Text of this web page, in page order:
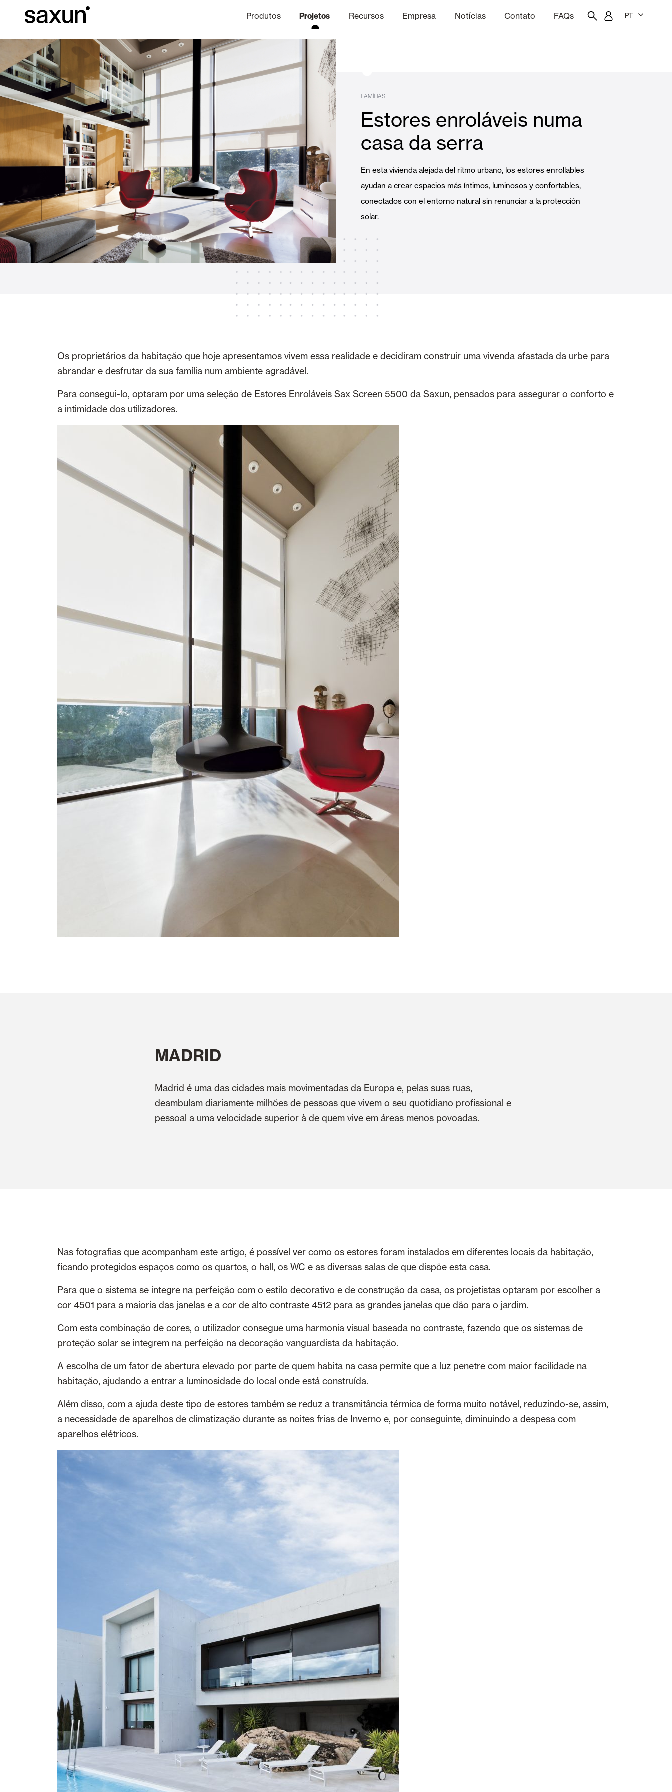
Produtos
Persianas Enroláveis e Caixas
Cortinas de Vidro Alicantinas e Cortinas exteriores Toldos
Projetos
Hotéis, restaurantes e cafés Escritórios
Recursos
Baixar Informação técnica Acabamentos
Empresa
Sobre nós
Notícias Contato FAQs PT
FAMÍLIAS
Estores enroláveis numa
casa da serra
En esta vivienda alejada del ritmo urbano, los estores enrollables
ayudan a crear espacios más íntimos, luminosos y confortables,
conectados con el entorno natural sin renunciar a la protección
solar.
Os proprietários da habitação que hoje apresentamos vivem essa realidade e decidiram construir uma vivenda afastada da urbe para
abrandar e desfrutar da sua família num ambiente agradável.
Para consegui-lo, optaram por uma seleção de Estores Enroláveis Sax Screen 5500 da Saxun, pensados para assegurar o conforto e
a intimidade dos utilizadores.
MADRID
Madrid é uma das cidades mais movimentadas da Europa e, pelas suas ruas,
deambulam diariamente milhões de pessoas que vivem o seu quotidiano profissional e
pessoal a uma velocidade superior à de quem vive em áreas menos povoadas.
Nas fotografias que acompanham este artigo, é possível ver como os estores foram instalados em diferentes locais da habitação,
ficando protegidos espaços como os quartos, o hall, os WC e as diversas salas de que dispõe esta casa.
Para que o sistema se integre na perfeição com o estilo decorativo e de construção da casa, os projetistas optaram por escolher a
cor 4501 para a maioria das janelas e a cor de alto contraste 4512 para as grandes janelas que dão para o jardim.
Com esta combinação de cores, o utilizador consegue uma harmonia visual baseada no contraste, fazendo que os sistemas de
proteção solar se integrem na perfeição na decoração vanguardista da habitação.
A escolha de um fator de abertura elevado por parte de quem habita na casa permite que a luz penetre com maior facilidade na
habitação, ajudando a entrar a luminosidade do local onde está construída.
Além disso, com a ajuda deste tipo de estores também se reduz a transmitância térmica de forma muito notável, reduzindo-se, assim,
a necessidade de aparelhos de climatização durante as noites frias de Inverno e, por conseguinte, diminuindo a despesa com
aparelhos elétricos.